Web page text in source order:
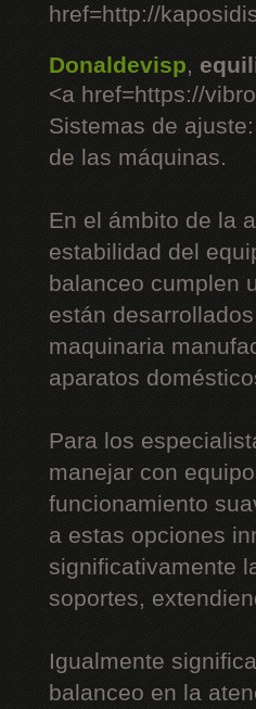
href=http://
Donaldevisp,
<a href=https://
Sistemas de
de las máquinas.
En el ámbito de la
estabilidad del
balanceo cumplen
están
maquinaria
aparatos
Para los
manejar con
funcionamiento
a estas opciones
significativamente
soportes,
Igualmente
balanceo en la